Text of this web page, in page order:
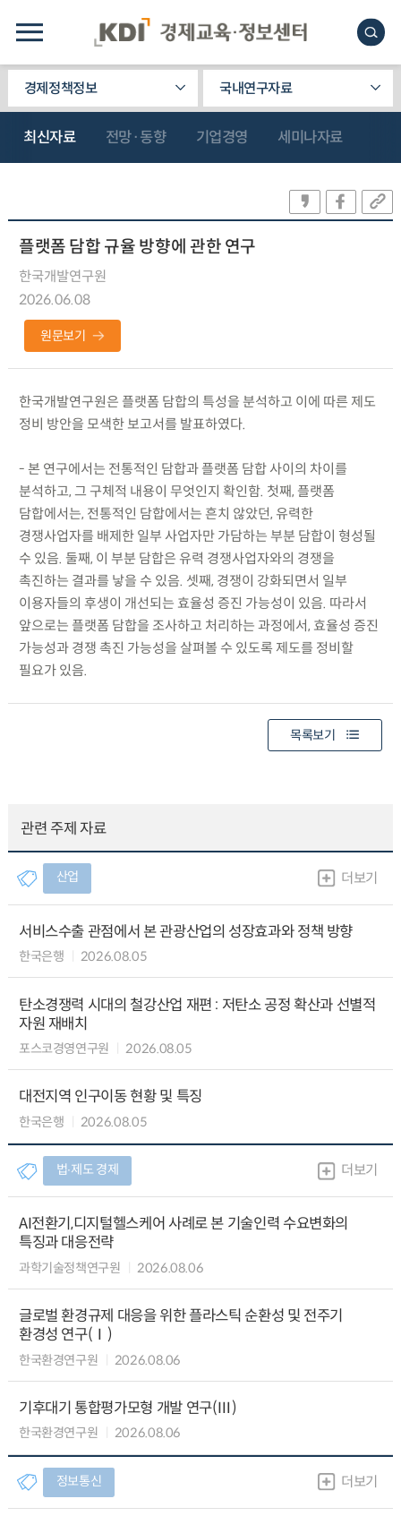
경제정책정보 국내연구자료
최신자료 전망·동향 기업경영 세미나자료
플랫폼 담합 규율 방향에 관한 연구
한국개발연구원
2026.06.08
원문보기
한국개발연구원은 플랫폼 담합의 특성을 분석하고 이에 따른 제도
정비 방안을 모색한 보고서를 발표하였다.
- 본 연구에서는 전통적인 담합과 플랫폼 담합 사이의 차이를
분석하고, 그 구체적 내용이 무엇인지 확인함. 첫째, 플랫폼
담합에서는, 전통적인 담합에서는 흔치 않았던, 유력한
경쟁사업자를 배제한 일부 사업자만 가담하는 부분 담합이 형성될
수 있음. 둘째, 이 부분 담합은 유력 경쟁사업자와의 경쟁을
촉진하는 결과를 낳을 수 있음. 셋째, 경쟁이 강화되면서 일부
이용자들의 후생이 개선되는 효율성 증진 가능성이 있음. 따라서
앞으로는 플랫폼 담합을 조사하고 처리하는 과정에서, 효율성 증진
가능성과 경쟁 촉진 가능성을 살펴볼 수 있도록 제도를 정비할
필요가 있음.
목록보기
관련 주제 자료
산업 더보기
서비스수출 관점에서 본 관광산업의 성장효과와 정책 방향
한국은행 2026.08.05
탄소경쟁력 시대의 철강산업 재편 : 저탄소 공정 확산과 선별적
자원 재배치
포스코경영연구원 2026.08.05
대전지역 인구이동 현황 및 특징
한국은행 2026.08.05
법∙제도 경제 더보기
AI전환기,디지털헬스케어 사례로 본 기술인력 수요변화의
특징과 대응전략
과학기술정책연구원 2026.08.06
글로벌 환경규제 대응을 위한 플라스틱 순환성 및 전주기
환경성 연구(Ⅰ)
한국환경연구원 2026.08.06
기후대기 통합평가모형 개발 연구(Ⅲ)
한국환경연구원 2026.08.06
정보통신 더보기